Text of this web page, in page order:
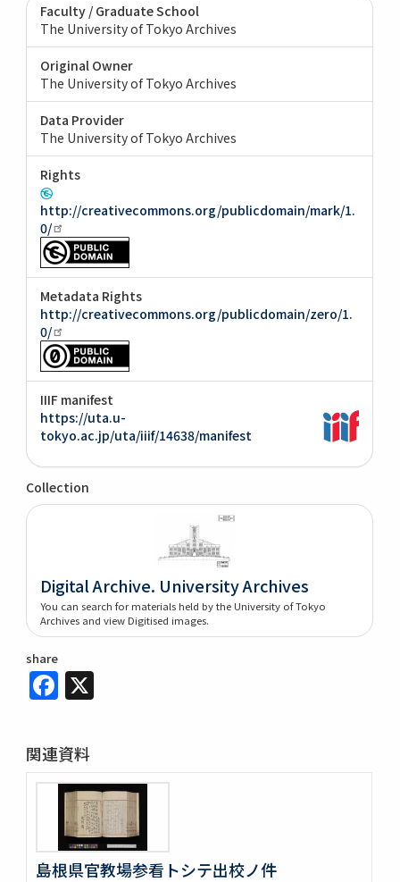
Faculty / Graduate School
The University of Tokyo Archives
Original Owner
The University of Tokyo Archives
Data Provider
The University of Tokyo Archives
Rights
http://creativecommons.org/publicdomain/mark/1.
0/
Metadata Rights
http://creativecommons.org/publicdomain/zero/1.
0/
IIIF manifest
https://uta.u-
tokyo.ac.jp/uta/iiif/14638/manifest
Collection
Digital Archive. University Archives
You can search for materials held by the University of Tokyo
Archives and view Digitised images.
share
Facebook
関連資料
島根県官教場参看トシテ出校ノ件